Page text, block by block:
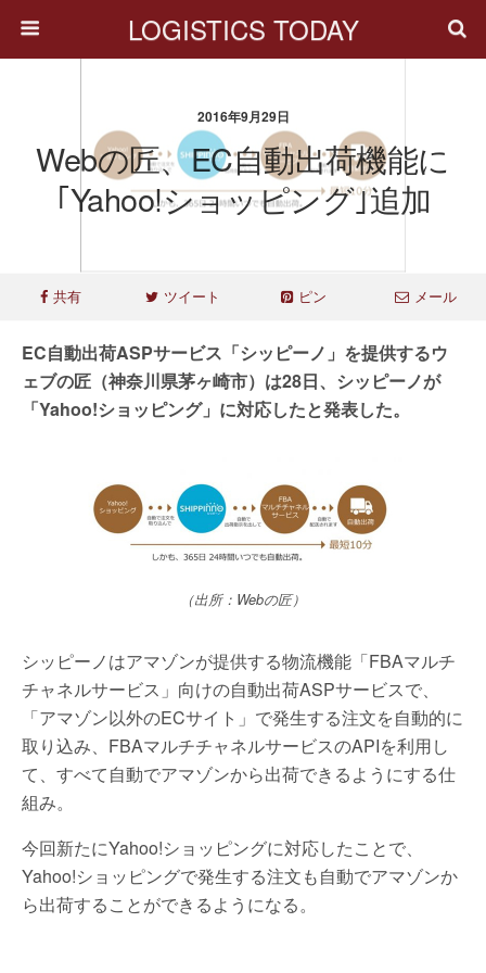
LOGISTICS TODAY
2016年9月29日
Webの匠、EC自動出荷機能に
｢Yahoo!ショッピング｣追加
共有 ツイート ピン メール
EC自動出荷ASPサービス「シッピーノ」を提供するウ
ェブの匠（神奈川県茅ヶ崎市）は28日、シッピーノが
「Yahoo!ショッピング」に対応したと発表した。
（出所：Webの匠）
シッピーノはアマゾンが提供する物流機能「FBAマルチ
チャネルサービス」向けの自動出荷ASPサービスで、
「アマゾン以外のECサイト」で発生する注文を自動的に
取り込み、FBAマルチチャネルサービスのAPIを利用し
て、すべて自動でアマゾンから出荷できるようにする仕
組み。
今回新たにYahoo!ショッピングに対応したことで、
Yahoo!ショッピングで発生する注文も自動でアマゾンか
ら出荷することができるようになる。